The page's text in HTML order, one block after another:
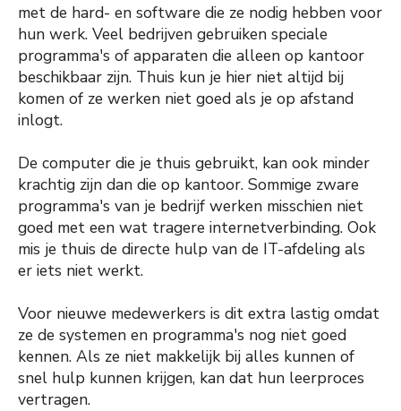
met de hard- en software die ze nodig hebben voor
hun werk. Veel bedrijven gebruiken speciale
programma's of apparaten die alleen op kantoor
beschikbaar zijn. Thuis kun je hier niet altijd bij
komen of ze werken niet goed als je op afstand
inlogt.
De computer die je thuis gebruikt, kan ook minder
krachtig zijn dan die op kantoor. Sommige zware
programma's van je bedrijf werken misschien niet
goed met een wat tragere internetverbinding. Ook
mis je thuis de directe hulp van de IT-afdeling als
er iets niet werkt.
Voor nieuwe medewerkers is dit extra lastig omdat
ze de systemen en programma's nog niet goed
kennen. Als ze niet makkelijk bij alles kunnen of
snel hulp kunnen krijgen, kan dat hun leerproces
vertragen.